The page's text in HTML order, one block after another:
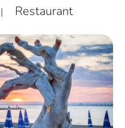
| Restaurant